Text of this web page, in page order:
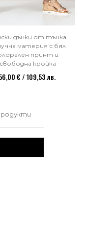
дънки от тънка
материя с бял
принт и
свободна кройка
€ / 109,53 лв.